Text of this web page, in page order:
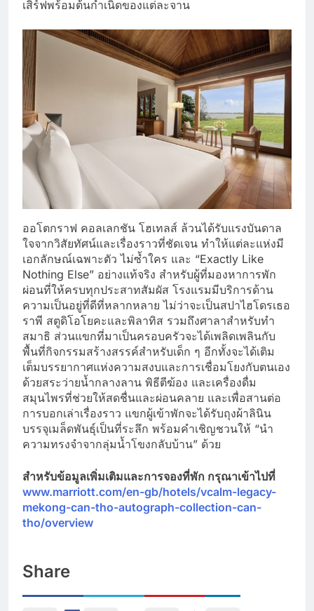
เสิร์ฟพร้อมต้นกำเนิดของแต่ละจาน
ออโตกราฟ คอลเลกชัน โฮเทลส์ ล้วนได้รับแรงบันดาล
ใจจากวิสัยทัศน์และเรื่องราวที่ชัดเจน ทำให้แต่ละแห่งมี
เอกลักษณ์เฉพาะตัว ไม่ซ้ำใคร และ “Exactly Like
Nothing Else” อย่างแท้จริง สำหรับผู้ที่มองหาการพัก
ผ่อนที่ให้ครบทุกประสาทสัมผัส โรงแรมมีบริการด้าน
ความเป็นอยู่ที่ดีที่หลากหลาย ไม่ว่าจะเป็นสปาไฮโดรเธอ
ราพี สตูดิโอโยคะและพิลาทิส รวมถึงศาลาสำหรับทำ
สมาธิ ส่วนแขกที่มาเป็นครอบครัวจะได้เพลิดเพลินกับ
พื้นที่กิจกรรมสร้างสรรค์สำหรับเด็ก ๆ อีกทั้งจะได้เติม
เต็มบรรยากาศแห่งความสงบและการเชื่อมโยงกับตนเอง
ด้วยสระว่ายน้ำกลางลาน พิธีตีฆ้อง และเครื่องดื่ม
สมุนไพรที่ช่วยให้สดชื่นและผ่อนคลาย และเพื่อสานต่อ
การบอกเล่าเรื่องราว แขกผู้เข้าพักจะได้รับถุงผ้าลินิน
บรรจุเมล็ดพันธุ์เป็นที่ระลึก พร้อมคำเชิญชวนให้ “นำ
ความทรงจำจากลุ่มน้ำโขงกลับบ้าน” ด้วย
สำหรับข้อมูลเพิ่มเติมและการจองที่พัก กรุณาเข้าไปที่
www.marriott.com/en-gb/hotels/vcalm-legacy-
mekong-can-tho-autograph-collection-can-
tho/overview
Share